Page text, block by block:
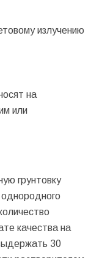
излучению
на
или
грунтовку
качества на
30